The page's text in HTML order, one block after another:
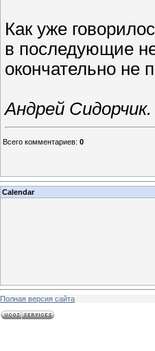
Как уже
в последующие
окончательно не
Андрей Сидорчик.
Всего комментариев: 0
Calendar
Полная версия сайта